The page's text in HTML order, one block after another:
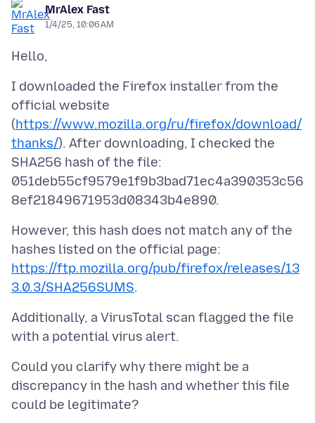
MrAlex Fast
1/4/25, 10:06 AM
I downloaded the Firefox installer from the
official website
(https://www.mozilla.org/ru/firefox/download/
thanks/). After downloading, I checked the
SHA256 hash of the file:
051deb55cf9579e1f9b3bad71ec4a390353c56
However, this hash does not match any of the
https://ftp.mozilla.org/pub/firefox/releases/13
3.0.3/SHA256SUMS
Additionally, a VirusTotal scan flagged the file
Could you clarify why there might be a
discrepancy in the hash and whether this file